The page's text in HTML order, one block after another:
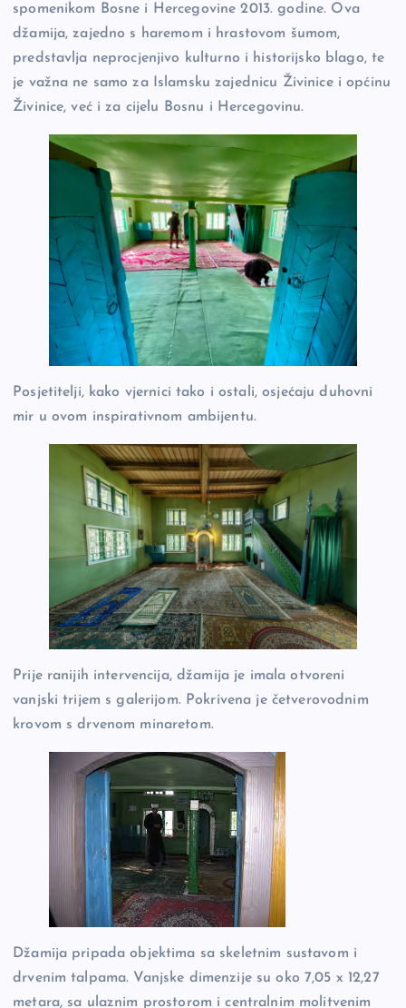
spomenikom Bosne i Hercegovine 2013. godine. Ova
džamija, zajedno s haremom i hrastovom šumom,
predstavlja neprocjenjivo kulturno i historijsko blago, te
je važna ne samo za Islamsku zajednicu Živinice i općinu
Živinice, već i za cijelu Bosnu i Hercegovinu.
Posjetitelji, kako vjernici tako i ostali, osjećaju duhovni
mir u ovom inspirativnom ambijentu.
Prije ranijih intervencija, džamija je imala otvoreni
vanjski trijem s galerijom. Pokrivena je četverovodnim
krovom s drvenom minaretom.
Džamija pripada objektima sa skeletnim sustavom i
drvenim talpama. Vanjske dimenzije su oko 7,05 x 12,27
metara, sa ulaznim prostorom i centralnim molitvenim